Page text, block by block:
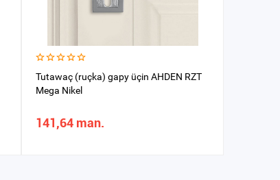
Tutawaç (ruçka) gapy üçin AHDEN RZT
Mega Nikel
141,64 man.